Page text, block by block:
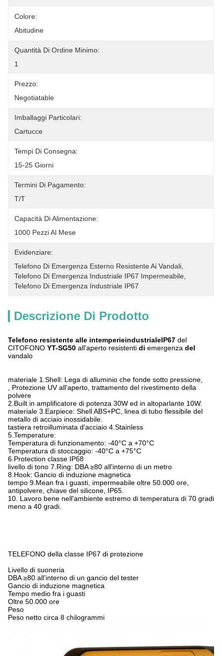
Colore:
Abitudine
Quantità Di Ordine Minimo:
1
Prezzo:
Negotiatable
Imballaggi Particolari:
Cartucce
Tempi Di Consegna:
15-25 Giorni
Termini Di Pagamento:
T/T
Capacità Di Alimentazione:
1000 Pezzi Al Mese
Evidenziare:
Telefono Di Emergenza Esterno Resistente Ai Vandali
Telefono Di Emergenza Industriale IP67 Impermeabile
Telefono Di Emergenza Industriale IP67
Descrizione Di Prodotto
Telefono resistente alle intemperieindustrialeIP67 del
CITOFONO YT-SG50 all'aperto resistenti di emergenza del
vandalo
materiale 1.Shell: Lega di alluminio che fonde sotto pressione,
, Protezione UV all'aperto, trattamento del rivestimento della
polvere
2.Built in amplificatore di potenza 30W ed in altoparlante 10W.
materiale 3.Earpiece: Shell ABS+PC, linea di tubo flessibile del
metallo di acciaio inossidabile.
tastiera retroilluminata d'acciaio 4.Stainless
5.Temperature:
Temperatura di funzionamento: -40°C a +70°C
Temperatura di stoccaggio: -40°C a +75°C
6.Protection classe IP68
livello di tono 7.Ring: DBA ≥80 all'interno di un metro
8.Hook: Gancio di induzione magnetica
tempo 9.Mean fra i guasti, impermeabile oltre 50.000 ore,
antipolvere, chiave del silicone, IP65.
10. Lavoro bene nell'ambiente estremo di temperatura di 70 gradi
meno a 40 gradi.
TELEFONO della classe IP67 di protezione
Livello di suoneria
DBA ≥80 all'interno di un gancio del tester
Gancio di induzione magnetica
Tempo medio fra i guasti
Oltre 50.000 ore
Peso
Peso netto circa 8 chilogrammi